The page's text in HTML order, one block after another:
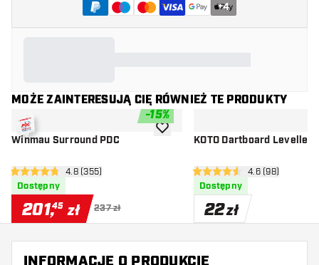
+4
MOŻE ZAINTERESUJĄ CIĘ RÓWNIEŻ TE PRODUKTY
-15%
Winmau Surround PDC
otwórz panel recenzji
4.8 gwiazdki oceny
4.8 (355)
Dostępny
201,45 zł 237 zł
dodaj do listy życzeń
KOTO Dartboard Leveller
otwórz panel
4.6 gwiazdki oceny
4.6 (98)
Dostępny
22zł